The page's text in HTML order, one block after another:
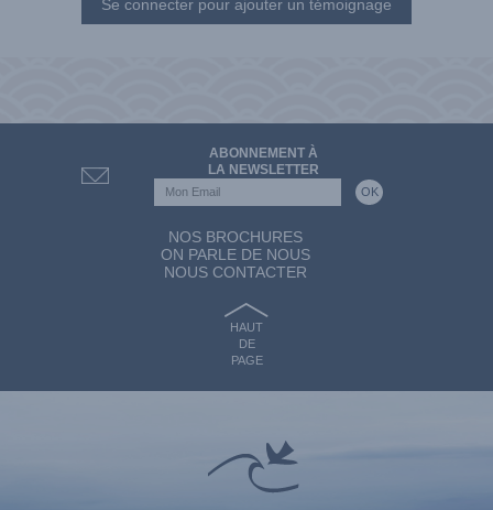
Se connecter pour ajouter un témoignage
ABONNEMENT À
LA NEWSLETTER
NOS BROCHURES
ON PARLE DE NOUS
NOUS CONTACTER
HAUT
DE
PAGE